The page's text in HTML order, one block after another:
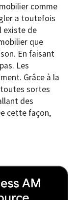
comme
a toutefois
existe de
que
En faisant
Les
Grâce à la
sortes
des
cette façon,